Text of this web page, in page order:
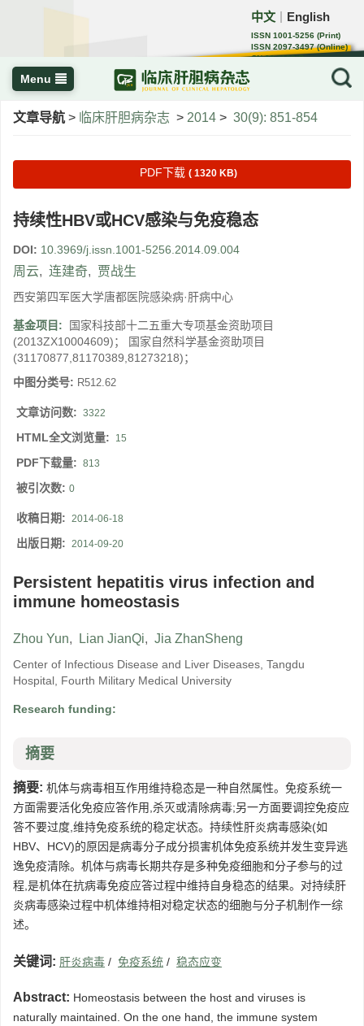
中文 English
ISSN 1001-5256 (Print)
ISSN 2097-3497 (Online)
CN 22-1108/R
Menu
文章导航 > 临床肝胆病杂志 > 2014 > 30(9): 851-854
PDF下载 ( 1320 KB)
持续性HBV或HCV感染与免疫稳态
DOI: 10.3969/j.issn.1001-5256.2014.09.004
周云, 连建奇, 贾战生
西安第四军医大学唐都医院感染病·肝病中心
基金项目:
国家科技部十二五重大专项基金资助项目
(2013ZX10004609)； 国家自然科学基金资助项目
(31170877,81170389,81273218)；
中图分类号: R512.62
文章访问数: 3322
HTML全文浏览量: 15
PDF下载量: 813
被引次数: 0
收稿日期: 2014-06-18
出版日期: 2014-09-20
Persistent hepatitis virus infection and
immune homeostasis
Zhou Yun, Lian JianQi, Jia ZhanSheng
Center of Infectious Disease and Liver Diseases, Tangdu
Hospital, Fourth Military Medical University
Research funding:
摘要
摘要: 机体与病毒相互作用维持稳态是一种自然属性。免疫系统一
方面需要活化免疫应答作用,杀灭或清除病毒;另一方面要调控免疫应
答不要过度,维持免疫系统的稳定状态。持续性肝炎病毒感染(如
HBV、HCV)的原因是病毒分子成分损害机体免疫系统并发生变异逃
逸免疫清除。机体与病毒长期共存是多种免疫细胞和分子参与的过
程,是机体在抗病毒免疫应答过程中维持自身稳态的结果。对持续肝
炎病毒感染过程中机体维持相对稳定状态的细胞与分子机制作一综
述。
关键词: 肝炎病毒 / 免疫系统 / 稳态应变
Abstract: Homeostasis between the host and viruses is
naturally maintained. On the one hand, the immune system